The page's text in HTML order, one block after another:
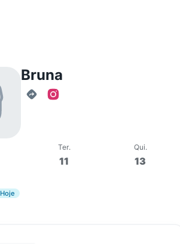
Bruna
Ter.
11
Qui.
13
Hoje